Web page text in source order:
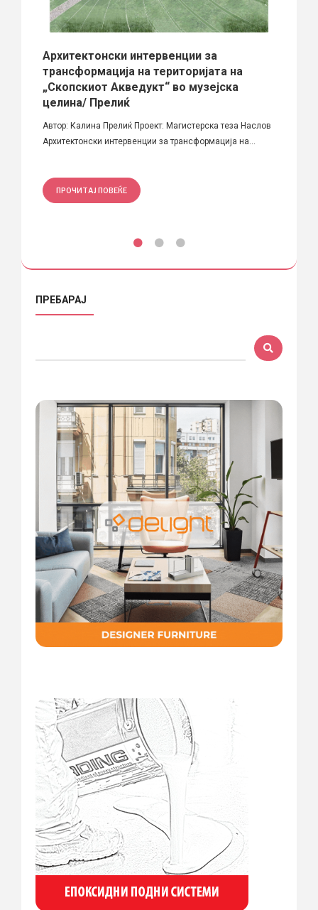
Архитектонски интервенции за
трансформација на територијата на
„Скопскиот Акведукт“ во музејска
целина/ Прелиќ
Автор: Калина Прелиќ Проект: Магистерска теза Наслов
Архитектонски интервенции за трансформација на...
ПРОЧИТАЈ ПОВЕЌЕ
ПРЕБАРАЈ